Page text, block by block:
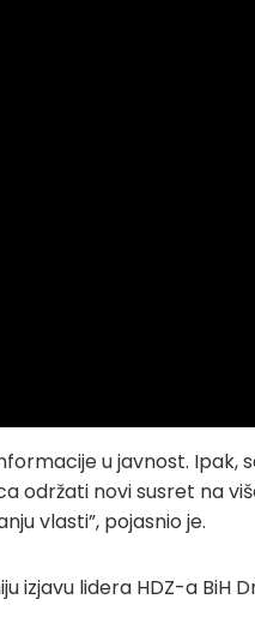
u javnost. Ipak,
održati novi susret na
vlasti”, pojasnio je.
izjavu lidera HDZ-a BiH